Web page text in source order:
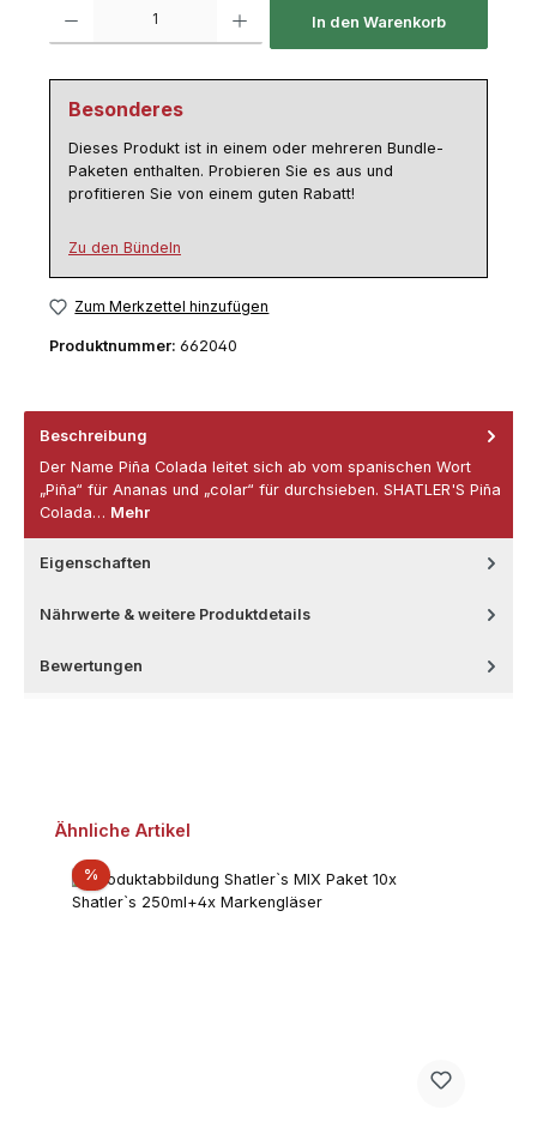
In den Warenkorb
Besonderes
Dieses Produkt ist in einem oder mehreren Bundle-
Paketen enthalten. Probieren Sie es aus und
profitieren Sie von einem guten Rabatt!
Zu den Bündeln
Zum Merkzettel hinzufügen
Produktnummer: 662040
Beschreibung
Der Name Piña Colada leitet sich ab vom spanischen Wort
„Piña“ für Ananas und „colar“ für durchsieben. SHATLER'S Piña
Colada… Mehr
Eigenschaften
Nährwerte & weitere Produktdetails
Bewertungen
Produktgalerie überspringen
Ähnliche Artikel
%Rabatt